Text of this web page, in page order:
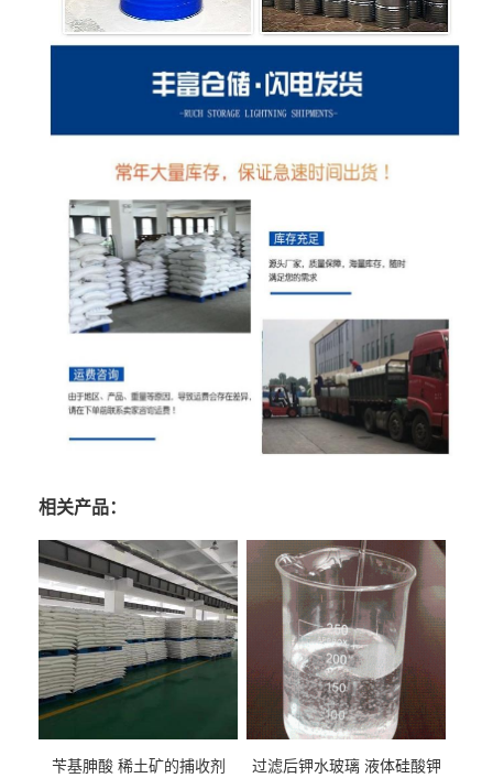
相关产品：
苄基胂酸 稀土矿的捕收剂 过滤后钾水玻璃 液体硅酸钾